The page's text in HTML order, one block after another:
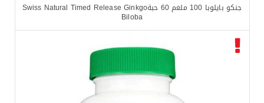
جنكو بايلوبا 100 ملغم 60 حبةSwiss Natural Timed Release Ginkgo
Biloba
$16.33
14.99